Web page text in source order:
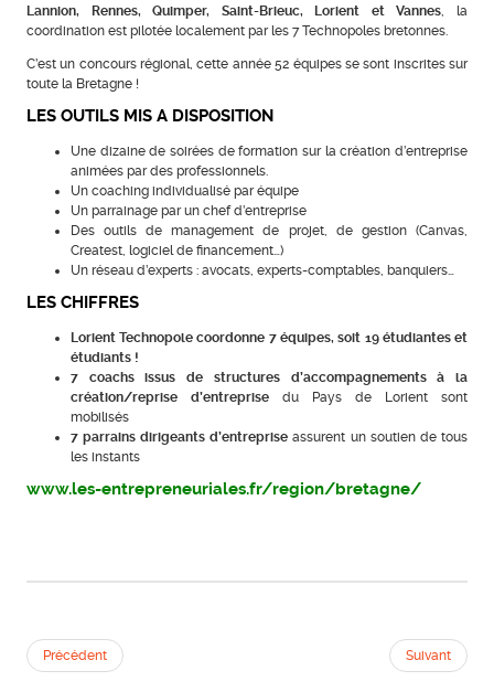
Lannion, Rennes, Quimper, Saint-Brieuc, Lorient et Vannes , la
coordination est pilotée localement par les 7 Technopoles bretonnes.
C’est un concours régional, cette année 52 équipes se sont inscrites sur
toute la Bretagne !
LES OUTILS MIS A DISPOSITION
Une dizaine de soirées de formation sur la création d’entreprise
animées par des professionnels.
Un coaching individualisé par équipe
Un parrainage par un chef d’entreprise
Des outils de management de projet, de gestion (Canvas,
Createst, logiciel de financement…)
Un réseau d’experts : avocats, experts-comptables, banquiers…
LES CHIFFRES
Lorient Technopole coordonne 7 équipes, soit 19 étudiantes et
étudiants !
7 coachs issus de structures d’accompagnements à la
création/reprise d’entreprisedu Pays de Lorient sont
mobilisés
7 parrains dirigeants d’entreprise assurent un soutien de tous
les instants
www.les-entrepreneuriales.fr/region/bretagne/
Précédent Suivant